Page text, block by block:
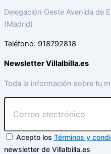
Delegación Oeste Avenida de
(Madrid)
Teléfono: 918792818
Newsletter Villalbilla.es
Toda la información sobre tu
Acepto los Términos y
newsletter de Villalbilla.es